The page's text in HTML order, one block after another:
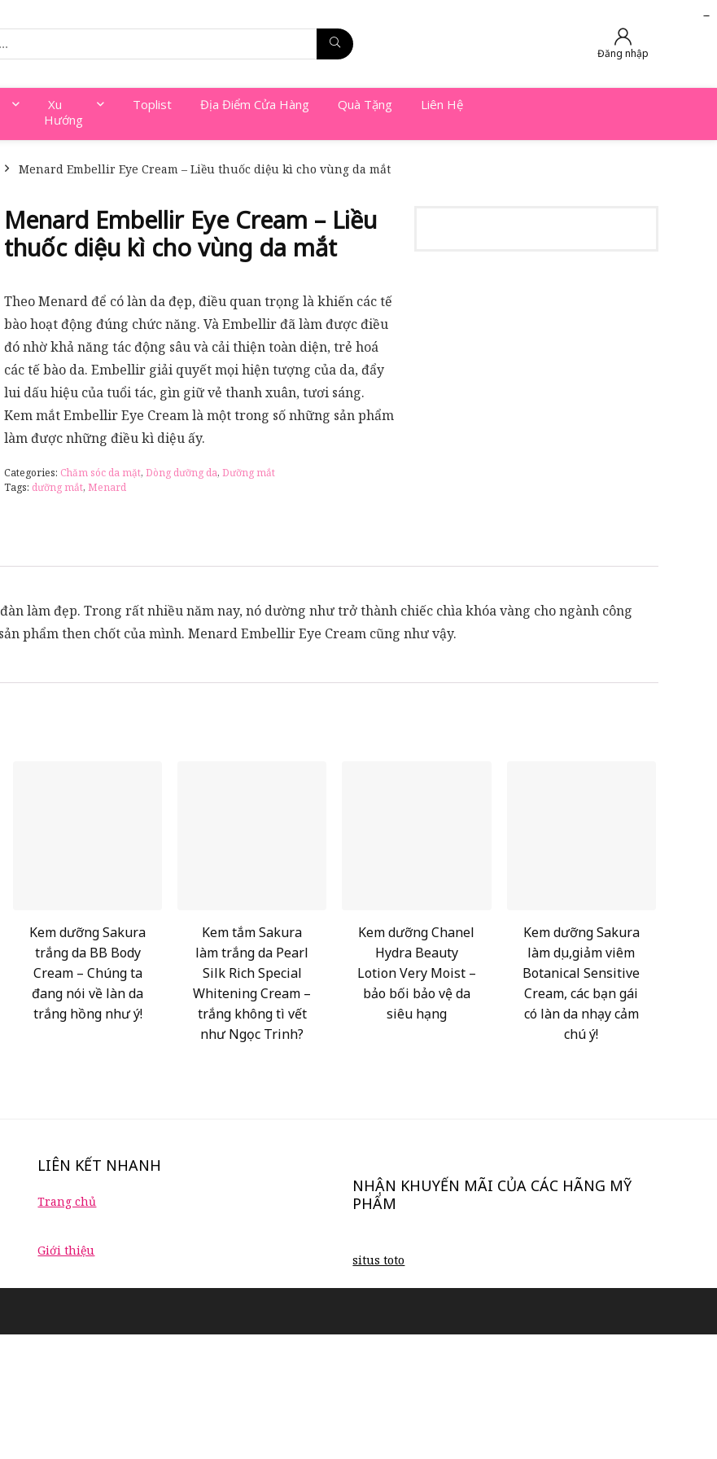
Đăng nhập
Xu
Hướng
Toplist Địa Điểm Cửa Hàng Quà Tặng Liên Hệ
Menard Embellir Eye Cream – Liều thuốc diệu kì cho vùng da mắt
Menard Embellir Eye Cream – Liều
thuốc diệu kì cho vùng da mắt
Theo Menard để có làn da đẹp, điều quan trọng là khiến các tế
bào hoạt động đúng chức năng. Và Embellir đã làm được điều
đó nhờ khả năng tác động sâu và cải thiện toàn diện, trẻ hoá
các tế bào da. Embellir giải quyết mọi hiện tượng của da, đẩy
lui dấu hiệu của tuổi tác, gìn giữ vẻ thanh xuân, tươi sáng.
Kem mắt Embellir Eye Cream là một trong số những sản phẩm
làm được những điều kì diệu ấy.
Categories: Chăm sóc da mặt, Dòng dưỡng da, Dưỡng mắt
Tags: dưỡng mắt, Menard
làm đẹp. Trong rất nhiều năm nay, nó dường như trở thành chiếc chìa khóa vàng cho ngành công
phẩm then chốt của mình. Menard Embellir Eye Cream cũng như vậy.
Kem dưỡng Sakura
trắng da BB Body
Cream – Chúng ta
đang nói về làn da
trắng hồng như ý!
Kem tắm Sakura
làm trắng da Pearl
Silk Rich Special
Whitening Cream –
trắng không tì vết
như Ngọc Trinh?
Kem dưỡng Chanel
Hydra Beauty
Lotion Very Moist –
bảo bối bảo vệ da
siêu hạng
Kem dưỡng Sakura
làm dịu,giảm viêm
Botanical Sensitive
Cream, các bạn gái
có làn da nhạy cảm
chú ý!
LIÊN KẾT NHANH
Trang chủ
Giới thiệu
NHẬN KHUYẾN MÃI CỦA CÁC HÃNG MỸ
PHẨM
situs toto